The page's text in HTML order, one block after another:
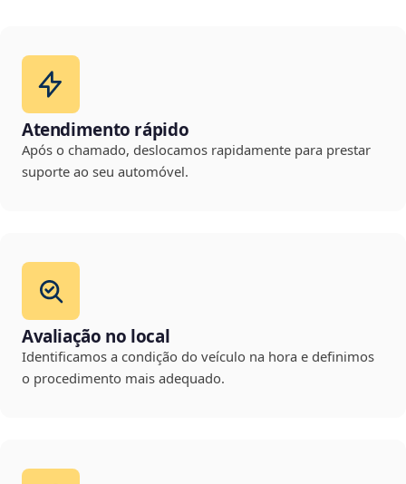
Atendimento rápido
Após o chamado, deslocamos rapidamente para prestar
suporte ao seu automóvel.
Avaliação no local
Identificamos a condição do veículo na hora e definimos
o procedimento mais adequado.